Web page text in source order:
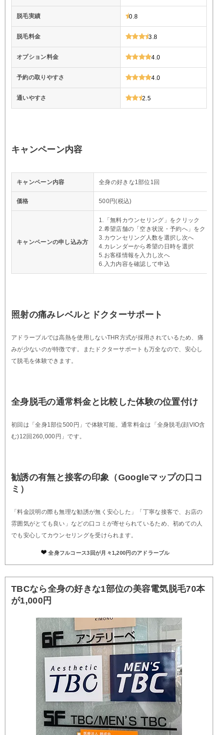
脱毛実績 0.8
脱毛料金 3.8
オプション料金 4.0
予約の取りやすさ 4.0
通いやすさ 2.5
キャンペーン内容
キャンペーン内容 全身の好きな1部位1回
価格 500円(税込)
キャンペーンの申し込み方
1.「無料カウンセリング」をクリック
2.希望店舗の「空き状況・予約へ」をクリ
3.カウンセリング人数を選択し次へ
4.カレンダーから希望の日時を選択
5.お客様情報を入力し次へ
6.入力内容を確認して申込
照射の痛みレベルとドクターサポート
アドラーブルでは高熱を使用しないTHR方式が採用されているため、痛
みが少ないのが特徴です。またドクターサポートも万全なので、安心し
て脱毛を体験できます。
全身脱毛の通常料金と比較した体験の位置付け
初回は「全身1部位500円」で体験可能。通常料金は「全身脱毛(顔VIO含
む)12回260,000円」です。
勧誘の有無と接客の印象（Googleマップの口コ
ミ）
「料金説明の際も無理な勧誘が無く安心した」「丁寧な接客で、お店の
雰囲気がとても良い」などの口コミが寄せられているため、初めての人
でも安心してカウンセリングを受けられます。
全身フルコース3回が月々1,200円のアドラーブル
TBCなら全身の好きな1部位の美容電気脱毛70本
が1,000円